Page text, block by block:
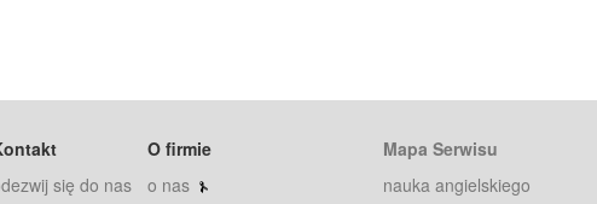
się do nas
O firmie
o nas
Mapa Serwisu
nauka angielskiego